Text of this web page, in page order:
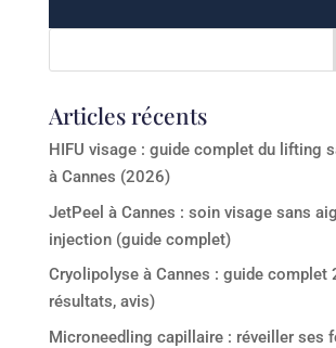
Articles récents
HIFU visage : guide complet du lifting
à Cannes (2026)
JetPeel à Cannes : soin visage sans
injection (guide complet)
Cryolipolyse à Cannes : guide complet
résultats, avis)
Microneedling capillaire : réveiller ses